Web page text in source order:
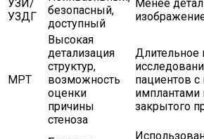
УЗИ/
УЗДГ
безопасный,
доступный
Менее
МРТ
Высокая
детализация
структур,
возможность
оценки
причины
стеноза
Длительное
пациентов
имплантами
закрытого